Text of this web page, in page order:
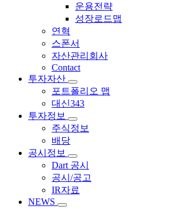
운용전략
성장로드맵
연혁
스폰서
자산관리회사
Contact
투자자산
포트폴리오 맵
대신343
투자정보
주식정보
배당
공시정보
Dart 공시
공시/공고
IR자료
NEWS